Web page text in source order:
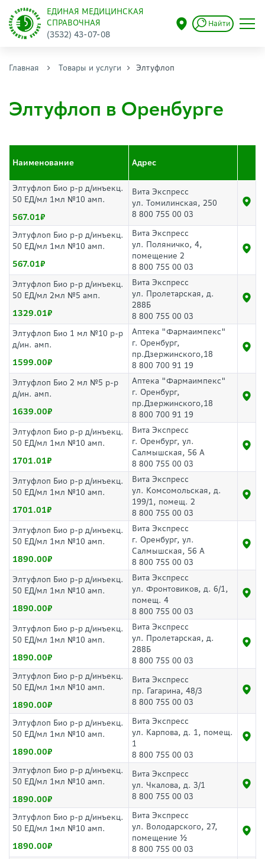
ЕДИНАЯ МЕДИЦИНСКАЯ
СПРАВОЧНАЯ
(3532) 43-07-08
Найти
Главная Товары и услуги Элтуфлоп
Элтуфлоп в Оренбурге
Наименование Адрес
Элтуфлоп Био р-р д/инъекц.
50 ЕД/мл 1мл №10 амп.
567.01
Вита Экспресс
ул. Томилинская, 250
8 800 755 00 03
Элтуфлоп Био р-р д/инъекц.
50 ЕД/мл 1мл №10 амп.
567.01
Вита Экспресс
ул. Поляничко, 4,
помещение 2
8 800 755 00 03
Элтуфлоп Био р-р д/инъекц.
50 ЕД/мл 2мл №5 амп.
1329.01
Вита Экспресс
ул. Пролетарская, д.
288Б
8 800 755 00 03
Элтуфлоп Био 1 мл №10 р-р
д/ин. амп.
1599.00
Аптека "Фармаимпекс"
г. Оренбург,
пр.Дзержинского,18
8 800 700 91 19
Элтуфлоп Био 2 мл №5 р-р
д/ин. амп.
1639.00
Аптека "Фармаимпекс"
г. Оренбург,
пр.Дзержинского,18
8 800 700 91 19
Элтуфлоп Био р-р д/инъекц.
50 ЕД/мл 1мл №10 амп.
1701.01
Вита Экспресс
г. Оренбург, ул.
Салмышская, 56 А
8 800 755 00 03
Элтуфлоп Био р-р д/инъекц.
50 ЕД/мл 1мл №10 амп.
1701.01
Вита Экспресс
ул. Комсомольская, д.
199/1, помещ. 2
8 800 755 00 03
Элтуфлоп Био р-р д/инъекц.
50 ЕД/мл 1мл №10 амп.
1890.00
Вита Экспресс
г. Оренбург, ул.
Салмышская, 56 А
8 800 755 00 03
Элтуфлоп Био р-р д/инъекц.
50 ЕД/мл 1мл №10 амп.
1890.00
Вита Экспресс
ул. Фронтовиков, д. 6/1,
помещ. 4
8 800 755 00 03
Элтуфлоп Био р-р д/инъекц.
50 ЕД/мл 1мл №10 амп.
1890.00
Вита Экспресс
ул. Пролетарская, д.
288Б
8 800 755 00 03
Элтуфлоп Био р-р д/инъекц.
50 ЕД/мл 1мл №10 амп.
1890.00
Вита Экспресс
пр. Гагарина, 48/3
8 800 755 00 03
Элтуфлоп Био р-р д/инъекц.
50 ЕД/мл 1мл №10 амп.
1890.00
Вита Экспресс
ул. Карпова, д. 1, помещ.
1
8 800 755 00 03
Элтуфлоп Био р-р д/инъекц.
50 ЕД/мл 1мл №10 амп.
1890.00
Вита Экспресс
ул. Чкалова, д. 3/1
8 800 755 00 03
Элтуфлоп Био р-р д/инъекц.
50 ЕД/мл 1мл №10 амп.
1890.00
Вита Экспресс
ул. Володарского, 27,
помещение ½
8 800 755 00 03